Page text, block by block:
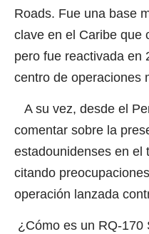
Roads. Fue una base
clave en el Caribe que
pero fue reactivada en
centro de operaciones
A su vez, desde el
comentar sobre la
estadounidenses en el
citando
operación lanzada
¿Cómo es un RQ-170